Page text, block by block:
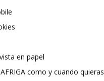
en papel
como y cuando quieras